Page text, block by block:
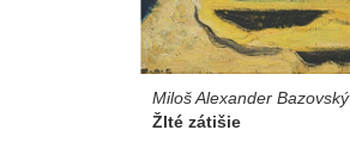
Miloš Alexander Bazovský
Žlté zátišie